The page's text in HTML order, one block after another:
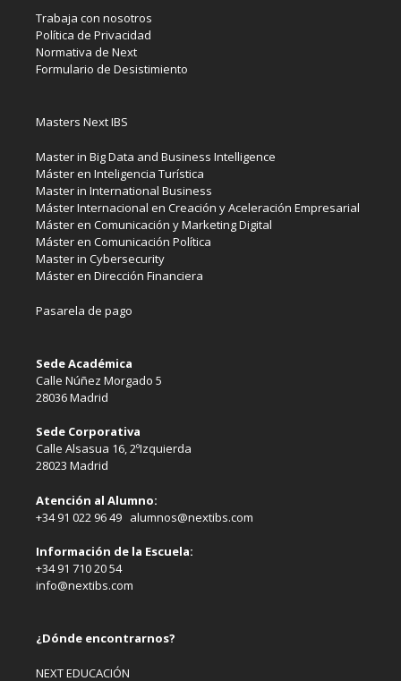
Trabaja con nosotros
Política de Privacidad
Normativa de Next
Formulario de Desistimiento
Masters Next IBS
Master in Big Data and Business Intelligence
Máster en Inteligencia Turística
Master in International Business
Máster Internacional en Creación y Aceleración Empresarial
Máster en Comunicación y Marketing Digital
Máster en Comunicación Política
Master in Cybersecurity
Máster en Dirección Financiera
Pasarela de pago
Sede Académica
Calle Núñez Morgado 5
28036 Madrid
Sede Corporativa
Calle Alsasua 16, 2ºIzquierda
28023 Madrid
Atención al Alumno:
+34 91 022 96 49 alumnos@nextibs.com
Información de la Escuela:
+34 91 710 20 54
info@nextibs.com
¿Dónde encontrarnos?
NEXT EDUCACIÓN